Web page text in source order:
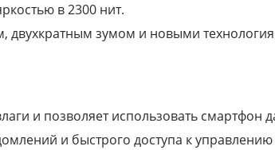
в 2300 нит.
зумом и новыми
и позволяет использовать смартфон
и быстрого доступа к